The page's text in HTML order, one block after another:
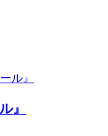
』